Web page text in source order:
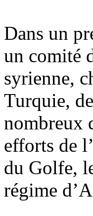
Dans un
un comité
syrienne,
Turquie,
nombreux
efforts de
du Golfe,
régime d’